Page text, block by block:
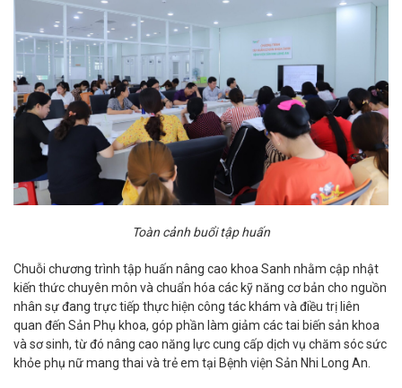
Toàn cảnh buổi tập huấn
Chuỗi chương trình tập huấn nâng cao khoa Sanh nhằm cập nhật
kiến thức chuyên môn và chuẩn hóa các kỹ năng cơ bản cho nguồn
nhân sự đang trực tiếp thực hiện công tác khám và điều trị liên
quan đến Sản Phụ khoa, góp phần làm giảm các tai biến sản khoa
và sơ sinh, từ đó nâng cao năng lực cung cấp dịch vụ chăm sóc sức
khỏe phụ nữ mang thai và trẻ em tại Bệnh viện Sản Nhi Long An.